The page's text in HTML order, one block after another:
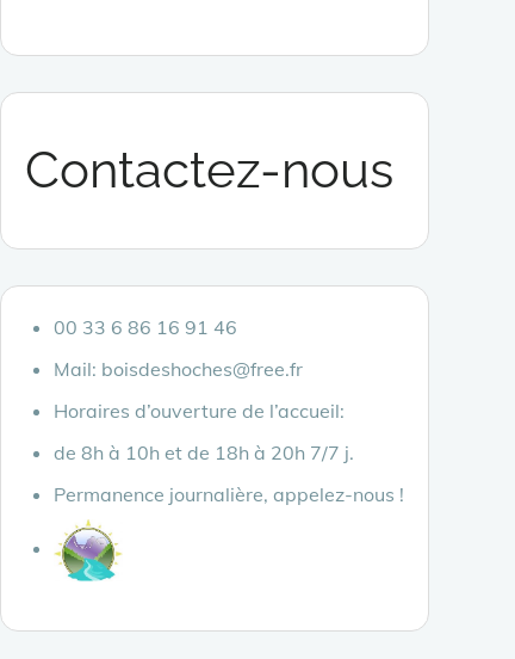
Contactez-nous
00 33 6 86 16 91 46
Mail: boisdeshoches@free.fr
Horaires d’ouverture de l’accueil:
de 8h à 10h et de 18h à 20h 7/7 j.
Permanence journalière, appelez-nous !